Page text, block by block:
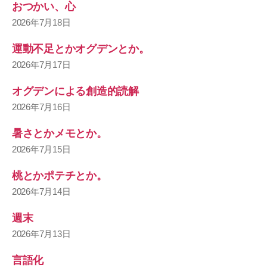
おつかい、心
2026年7月18日
運動不足とかオグデンとか。
2026年7月17日
オグデンによる創造的読解
2026年7月16日
暑さとかメモとか。
2026年7月15日
桃とかポテチとか。
2026年7月14日
週末
2026年7月13日
言語化